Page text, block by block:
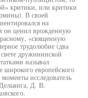
критики, или критики
В своей
на
он ценил врожденную
«священную
трудолюбие (два
дружининской
называл
широкого европейского
исследователь
Д. В.